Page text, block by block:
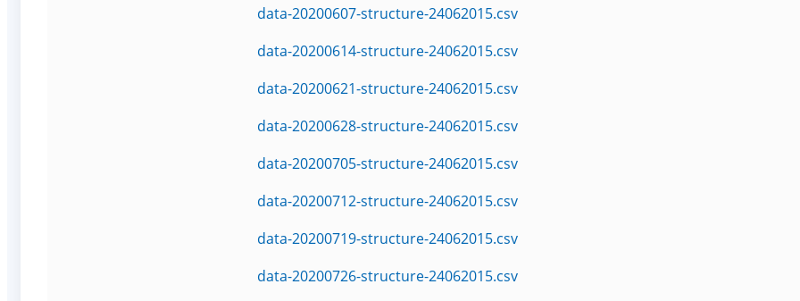
data-20200607-structure-24062015.csv
data-20200614-structure-24062015.csv
data-20200621-structure-24062015.csv
data-20200628-structure-24062015.csv
data-20200705-structure-24062015.csv
data-20200712-structure-24062015.csv
data-20200719-structure-24062015.csv
data-20200726-structure-24062015.csv